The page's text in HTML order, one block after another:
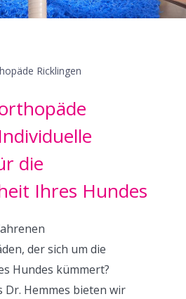
Ricklingen
die
Ihres Hundes
der sich um die
Hundes kümmert?
Hemmes bieten wir